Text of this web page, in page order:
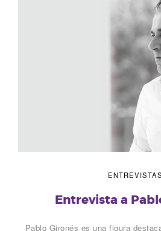
ENTREVISTAS
Entrevista a
Pablo Gironés es una figura